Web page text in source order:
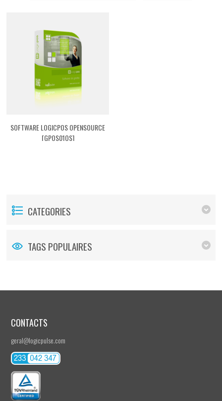
SOFTWARE LOGICPOS OPENSOURCE
[GPOS01OS]
CATEGORIES
TAGS POPULAIRES
CONTACTS
geral@logicpulse.com